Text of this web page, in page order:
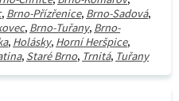
, Brno-Přízřenice, Brno-Sadová,
, Brno-Tuřany, Brno-
, Holásky, Horní Heršpice,
, Staré Brno, Trnitá, Tuřany